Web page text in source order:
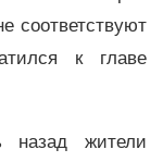
соответствуют
к главе
назад жители